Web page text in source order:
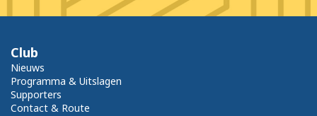
Club
Nieuws
Programma & Uitslagen
Supporters
Contact & Route